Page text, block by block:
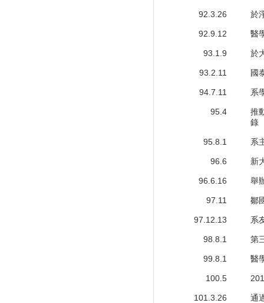
92.3.26 於
92.9.12 醫
93.1.9 於
93.2.11 國
94.7.11 系
95.4
推
錄
95.8.1 系
96.6 新
96.6.16 舉
97.11 鄒
97.12.13 系
98.8.1 第
99.8.1 醫
100.5
101.3.26 通